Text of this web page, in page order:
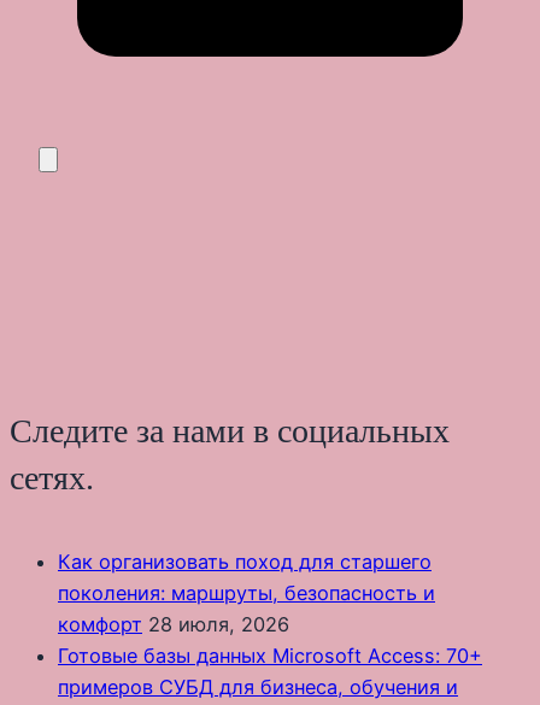
Следите за нами в социальных
сетях.
Как организовать поход для старшего
поколения: маршруты, безопасность и
комфорт 28 июля, 2026
Готовые базы данных Microsoft Access: 70+
примеров СУБД для бизнеса, обучения и